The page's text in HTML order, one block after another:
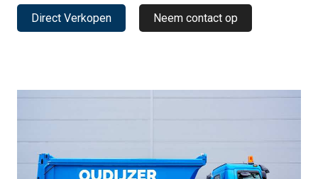
Direct Verkopen Neem contact op